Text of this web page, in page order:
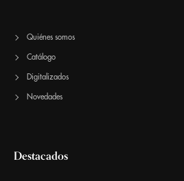
Quiénes somos
Catálogo
Digitalizados
Novedades
Destacados